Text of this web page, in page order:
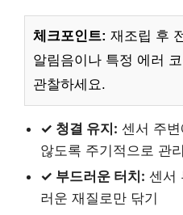
체크포인트: 재조립 후
알림음이나 특정 에러
관찰하세요.
✓ 청결 유지: 센서 주
않도록 주기적으로 관리
✓ 부드러운 터치: 센서
러운 재질로만 닦기